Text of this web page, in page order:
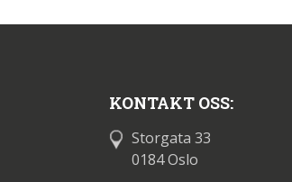
KONTAKT OSS:
Storgata 33
0184 Oslo